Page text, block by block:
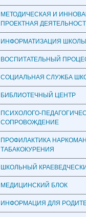
МЕТОДИЧЕСКАЯ И
ПРОЕКТНАЯ
ИНФОРМАТИЗАЦИЯ ШКОЛЫ
ВОСПИТАТЕЛЬНЫЙ
СОЦИАЛЬНАЯ СЛУЖБА
БИБЛИОТЕЧНЫЙ ЦЕНТР
ПСИХОЛОГО-
СОПРОВОЖДЕНИЕ
ПРОФИЛАКТИКА
ТАБАКОКУРЕНИЯ
ШКОЛЬНЫЙ
МЕДИЦИНСКИЙ БЛОК
ИНФОРМАЦИЯ ДЛЯ